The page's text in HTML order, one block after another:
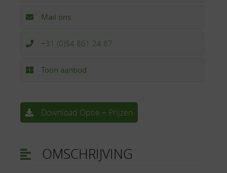
Mail ons
+31 (0)54 861 24 87
Toon aanbod
Download Optie + Prijzen
OMSCHRIJVING